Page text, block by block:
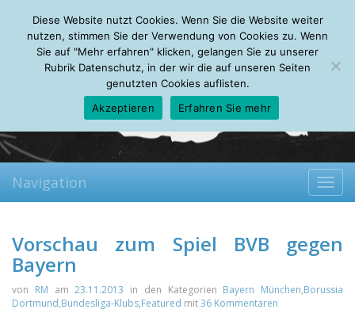
Friday, 07.08.2026
Mein Account
About Autoren Leseempfehlungen FAQ
Navigation
Vorschau zum Spiel BVB gegen
Bayern
von RM am23.11.2013 in den Kategorien Bayern München,Borussia
Dortmund,Bundesliga-Klubs,Featured mit36 Kommentaren
Diese Website nutzt Cookies. Wenn Sie die Website weiter
nutzen, stimmen Sie der Verwendung von Cookies zu. Wenn
Sie auf "Mehr erfahren" klicken, gelangen Sie zu unserer
Rubrik Datenschutz, in der wir die auf unseren Seiten
genutzten Cookies auflisten.
Akzeptieren
Erfahren Sie mehr